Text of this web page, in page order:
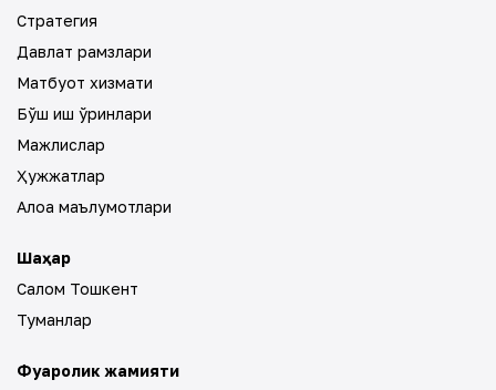
Стратегия
Давлат рамзлари
Матбуот хизмати
Бўш иш ўринлари
Мажлислар
Ҳужжатлар
Алоқа маълумотлари
Шаҳар
Салом Тошкент
Туманлар
Фуқаролик жамияти